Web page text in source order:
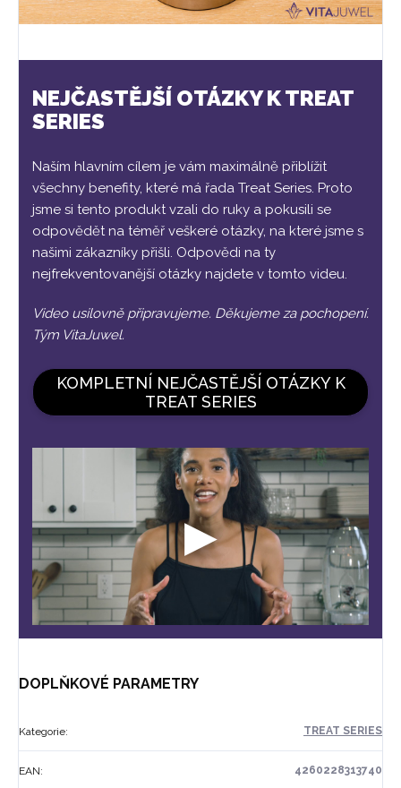
NEJČASTĚJŠÍ OTÁZKY K TREAT
SERIES
Naším hlavním cílem je vám maximálně přiblížit
všechny benefity, které má řada Treat Series. Proto
jsme si tento produkt vzali do ruky a pokusili se
odpovědět na téměř veškeré otázky, na které jsme s
našimi zákazníky přišli. Odpovědi na ty
nejfrekventovanější otázky najdete v tomto videu.
Video usilovně připravujeme. Děkujeme za pochopení.
Tým VitaJuwel.
KOMPLETNÍ NEJČASTĚJŠÍ OTÁZKY K
TREAT SERIES
DOPLŇKOVÉ PARAMETRY
Kategorie: TREAT SERIES
EAN: 4260228313740